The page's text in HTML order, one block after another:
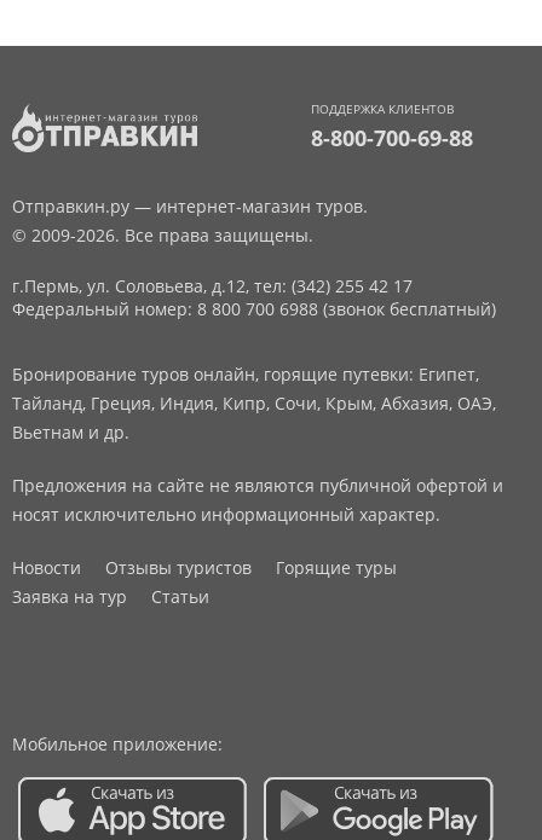
ПОДДЕРЖКА КЛИЕНТОВ
8-800-700-69-88
Отправкин.ру — интернет-магазин туров.
© 2009-2026. Все права защищены.
г.Пермь, ул. Соловьева, д.12, тел: (342) 255 42 17
Федеральный номер: 8 800 700 6988 (звонок бесплатный)
Бронирование туров онлайн, горящие путевки: Египет,
Тайланд, Греция, Индия, Кипр, Сочи, Крым, Абхазия, ОАЭ,
Вьетнам и др.
Предложения на сайте не являются публичной офертой и
носят исключительно информационный характер.
Новости Отзывы туристов
Горящие туры
Заявка на тур
Статьи
Мобильное приложение: